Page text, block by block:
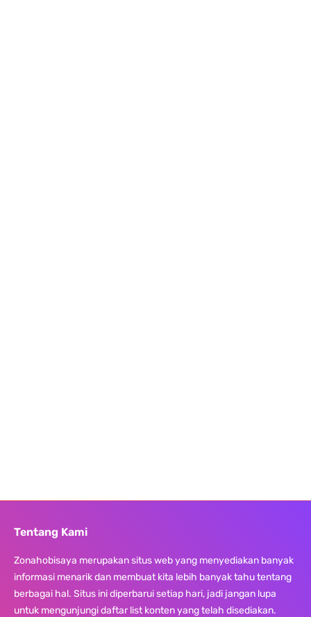
Tentang Kami
Zonahobisaya merupakan situs web yang menyediakan banyak
informasi menarik dan membuat kita lebih banyak tahu tentang
berbagai hal. Situs ini diperbarui setiap hari, jadi jangan lupa
untuk mengunjungi daftar list konten yang telah disediakan.